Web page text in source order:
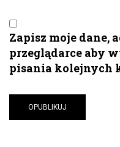
Zapisz moje dane,
przeglądarce aby
pisania kolejnych